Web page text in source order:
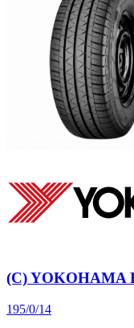
(C) YOKOHAMA
195/0/14